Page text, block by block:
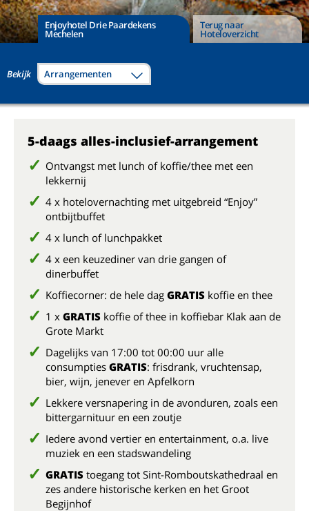
Enjoyhotel Drie Paardekens
Mechelen
Terug naar
Hoteloverzicht
Bekijk Arrangementen
5-daags alles-inclusief-arrangement
Ontvangst met lunch of koffie/thee met een
lekkernij
4 x hotelovernachting met uitgebreid “Enjoy”
ontbijtbuffet
4 x lunch of lunchpakket
4 x een keuzediner van drie gangen of
dinerbuffet
Koffiecorner: de hele dag GRATIS koffie en thee
1 x GRATIS koffie of thee in koffiebar Klak aan de
Grote Markt
Dagelijks van 17:00 tot 00:00 uur alle
consumpties GRATIS: frisdrank, vruchtensap,
bier, wijn, jenever en Apfelkorn
Lekkere versnapering in de avonduren, zoals een
bittergarnituur en een zoutje
Iedere avond vertier en entertainment, o.a. live
muziek en een stadswandeling
GRATIS toegang tot Sint-Romboutskathedraal en
zes andere historische kerken en het Groot
Begijnhof